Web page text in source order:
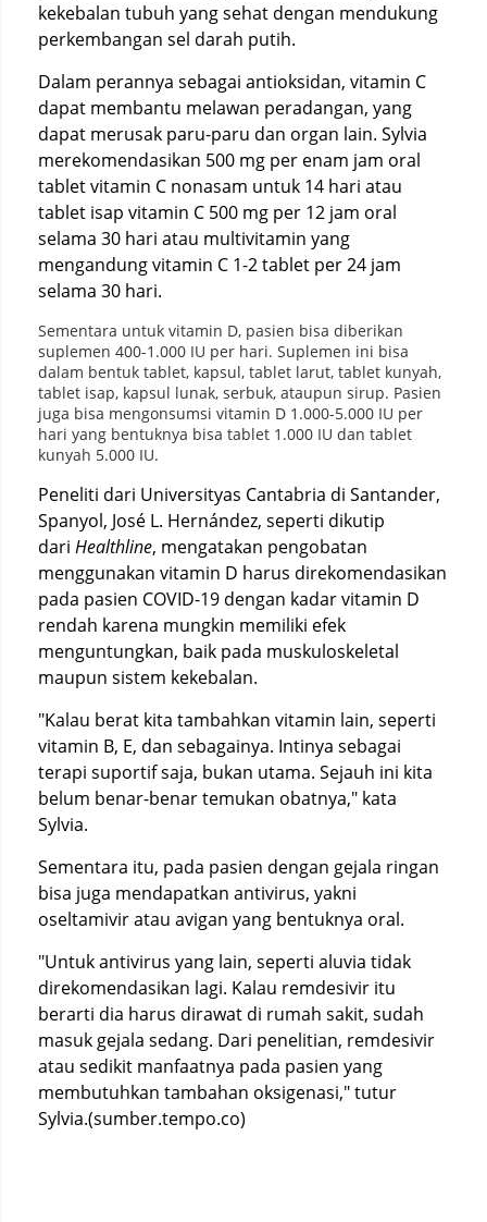
kekebalan tubuh yang sehat dengan mendukung
perkembangan sel darah putih.
Dalam perannya sebagai antioksidan, vitamin C
dapat membantu melawan peradangan, yang
dapat merusak paru-paru dan organ lain. Sylvia
merekomendasikan 500 mg per enam jam oral
tablet vitamin C nonasam untuk 14 hari atau
tablet isap vitamin C 500 mg per 12 jam oral
selama 30 hari atau multivitamin yang
mengandung vitamin C 1-2 tablet per 24 jam
selama 30 hari.
Sementara untuk vitamin D, pasien bisa diberikan
suplemen 400-1.000 IU per hari. Suplemen ini bisa
dalam bentuk tablet, kapsul, tablet larut, tablet kunyah,
tablet isap, kapsul lunak, serbuk, ataupun sirup. Pasien
juga bisa mengonsumsi vitamin D 1.000-5.000 IU per
hari yang bentuknya bisa tablet 1.000 IU dan tablet
kunyah 5.000 IU.
Peneliti dari Universityas Cantabria di Santander,
Spanyol, José L. Hernández, seperti dikutip
dari Healthline, mengatakan pengobatan
menggunakan vitamin D harus direkomendasikan
pada pasien COVID-19 dengan kadar vitamin D
rendah karena mungkin memiliki efek
menguntungkan, baik pada muskuloskeletal
maupun sistem kekebalan.
"Kalau berat kita tambahkan vitamin lain, seperti
vitamin B, E, dan sebagainya. Intinya sebagai
terapi suportif saja, bukan utama. Sejauh ini kita
belum benar-benar temukan obatnya," kata
Sylvia.
Sementara itu, pada pasien dengan gejala ringan
bisa juga mendapatkan antivirus, yakni
oseltamivir atau avigan yang bentuknya oral.
"Untuk antivirus yang lain, seperti aluvia tidak
direkomendasikan lagi. Kalau remdesivir itu
berarti dia harus dirawat di rumah sakit, sudah
masuk gejala sedang. Dari penelitian, remdesivir
atau sedikit manfaatnya pada pasien yang
membutuhkan tambahan oksigenasi," tutur
Sylvia.(sumber.tempo.co)